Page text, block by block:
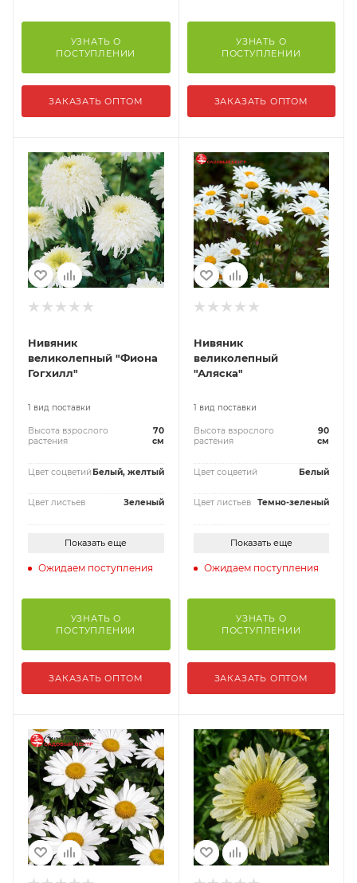
УЗНАТЬ О
ПОСТУПЛЕНИИ
ЗАКАЗАТЬ ОПТОМ
УЗНАТЬ О
ПОСТУПЛЕНИИ
ЗАКАЗАТЬ ОПТОМ
Нивяник
великолепный "Фиона
Гогхилл"
1 вид поставки
Высота взрослого
растения
70
см
Цвет соцветий Белый, желтый
Цвет листьев Зеленый
Показать еще
Ожидаем поступления
УЗНАТЬ О
ПОСТУПЛЕНИИ
ЗАКАЗАТЬ ОПТОМ
Нивяник
великолепный
"Аляска"
1 вид поставки
Высота взрослого
растения
90
см
Цвет соцветий Белый
Цвет листьев Темно-зеленый
Показать еще
Ожидаем поступления
УЗНАТЬ О
ПОСТУПЛЕНИИ
ЗАКАЗАТЬ ОПТОМ